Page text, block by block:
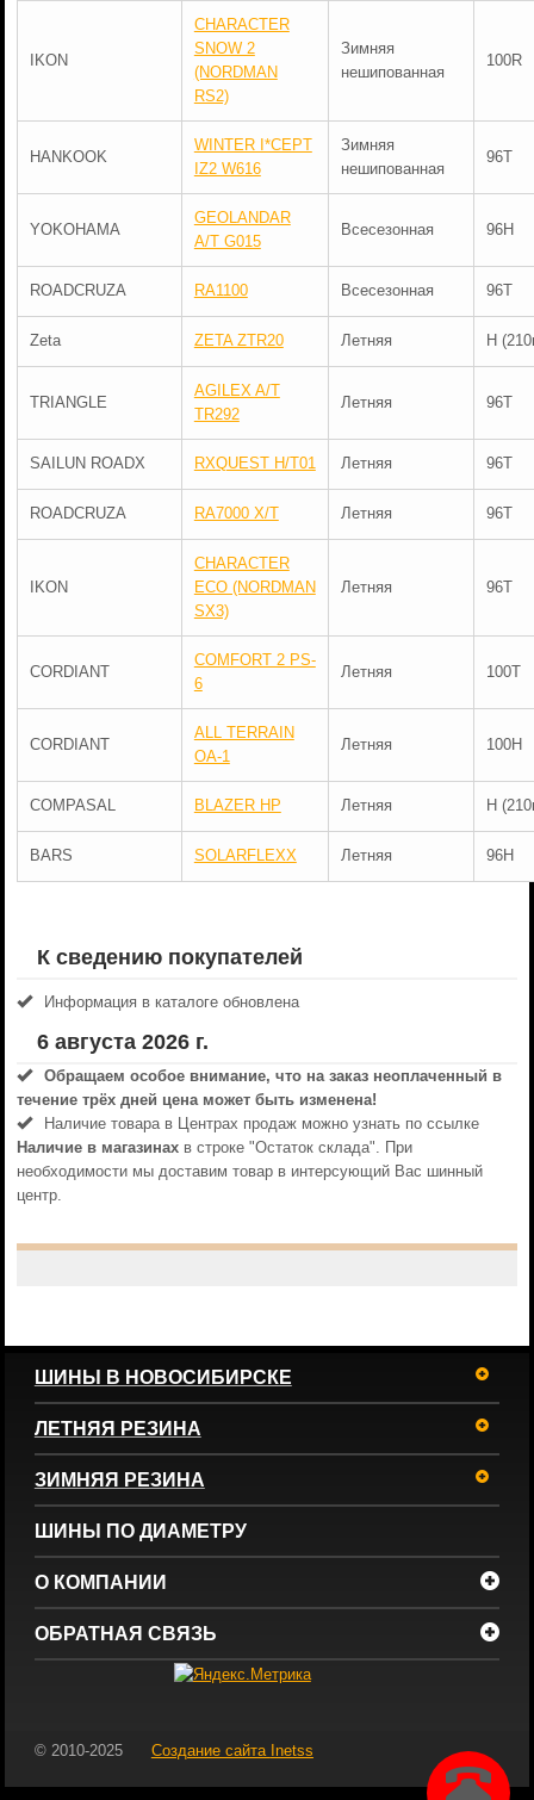
IKON
CHARACTER
SNOW 2
(NORDMAN
RS2)
Зимняя
нешипованная
100R
HANKOOK
WINTER I*CEPT
IZ2 W616
Зимняя
нешипованная
96T
YOKOHAMA
GEOLANDAR
A/T G015
Всесезонная 96H
ROADCRUZA RA1100 Всесезонная 96T
Zeta ZETA ZTR20 Летняя H
TRIANGLE
AGILEX A/T
TR292
Летняя 96T
SAILUN ROADX RXQUEST H/T01 Летняя 96T
ROADCRUZA RA7000 X/T Летняя 96T
IKON
CHARACTER
ECO (NORDMAN
SX3)
Летняя 96T
CORDIANT
COMFORT 2 PS-
6
Летняя 100T
CORDIANT
ALL TERRAIN
OA-1
Летняя 100H
COMPASAL BLAZER HP Летняя H
BARS SOLARFLEXX Летняя 96H
К сведению покупателей
Информация в каталоге обновлена
6 августа 2026 г.
Обращаем особое внимание, что на заказ неоплаченный в
течениe трёх дней цена может быть изменена!
Наличие товара в Центрах продаж можно узнать по ссылке
Наличие в магазинахв строке "Остаток склада". При
необходимости мы доставим товар в интерсующий Вас шинный
центр.
ШИНЫ В НОВОСИБИРСКЕ
ЛЕТНЯЯ РЕЗИНА
ЗИМНЯЯ РЕЗИНА
ШИНЫ ПО ДИАМЕТРУ
О КОМПАНИИ
ОБРАТНАЯ СВЯЗЬ
© 2010-2025 Создание сайта Inetss